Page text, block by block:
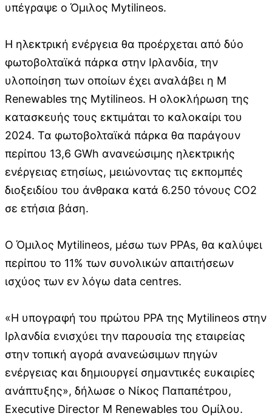
υπέγραψε ο Όμιλος Mytilineos.
Η ηλεκτρική ενέργεια θα προέρχεται από δύο
φωτοβολταϊκά πάρκα στην Ιρλανδία, την
υλοποίηση των οποίων έχει αναλάβει η M
Renewables της Mytilineos. Η ολοκλήρωση της
κατασκευής τους εκτιμάται το καλοκαίρι του
2024. Τα φωτοβολταϊκά πάρκα θα παράγουν
περίπου 13,6 GWh ανανεώσιμης ηλεκτρικής
ενέργειας ετησίως, μειώνοντας τις εκπομπές
διοξειδίου του άνθρακα κατά 6.250 τόνους CO2
σε ετήσια βάση.
Ο Όμιλος Mytilineos, μέσω των PPAs, θα καλύψει
περίπου το 11% των συνολικών απαιτήσεων
ισχύος των εν λόγω data centres.
«Η υπογραφή του πρώτου PPA της Mytilineos στην
Ιρλανδία ενισχύει την παρουσία της εταιρείας
στην τοπική αγορά ανανεώσιμων πηγών
ενέργειας και δημιουργεί σημαντικές ευκαιρίες
ανάπτυξης», δήλωσε ο Νίκος Παπαπέτρου,
Executive Director M Renewables του Ομίλου.